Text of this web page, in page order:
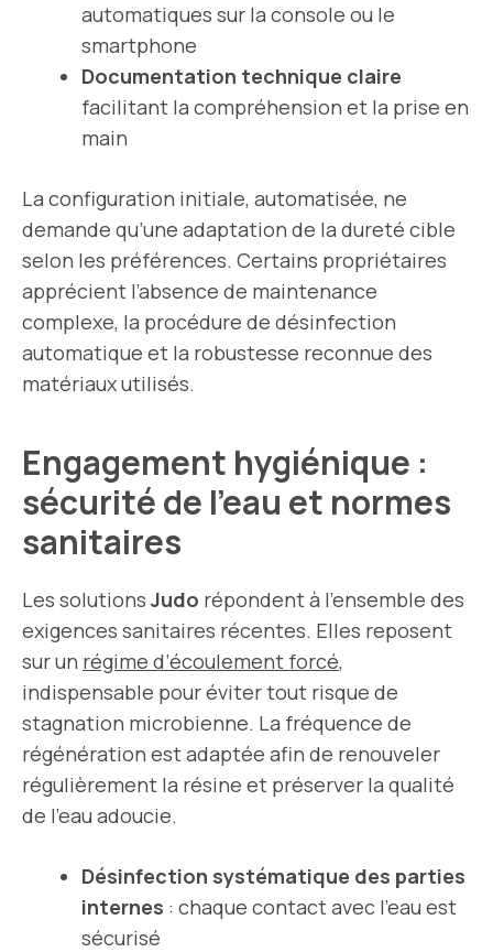
automatiques sur la console ou le
smartphone
Documentation technique claire
facilitant la compréhension et la prise en
main
La configuration initiale, automatisée, ne
demande qu’une adaptation de la dureté cible
selon les préférences. Certains propriétaires
apprécient l’absence de maintenance
complexe, la procédure de désinfection
automatique et la robustesse reconnue des
matériaux utilisés.
Engagement hygiénique :
sécurité de l’eau et normes
sanitaires
Les solutionsJudo répondent à l’ensemble des
exigences sanitaires récentes. Elles reposent
sur un régime d’écoulement forcé,
indispensable pour éviter tout risque de
stagnation microbienne. La fréquence de
régénération est adaptée afin de renouveler
régulièrement la résine et préserver la qualité
de l’eau adoucie.
Désinfection systématique des parties
internes : chaque contact avec l’eau est
sécurisé